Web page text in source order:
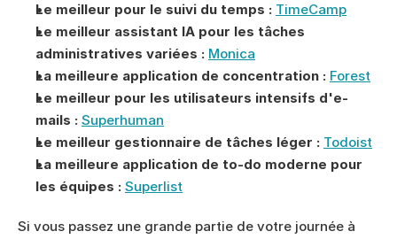
Le meilleur pour le suivi du temps : TimeCamp
Le meilleur assistant IA pour les tâches
administratives variées : Monica
La meilleure application de concentration : Forest
Le meilleur pour les utilisateurs intensifs d'e-
mails : Superhuman
Le meilleur gestionnaire de tâches léger : Todoist
La meilleure application de to-do moderne pour
les équipes : Superlist
Si vous passez une grande partie de votre journée à